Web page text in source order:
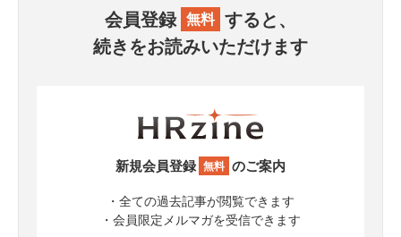
会員登録 無料 すると、
続きをお読みいただけます
新規会員登録 無料 のご案内
・全ての過去記事が閲覧できます
・会員限定メルマガを受信できます